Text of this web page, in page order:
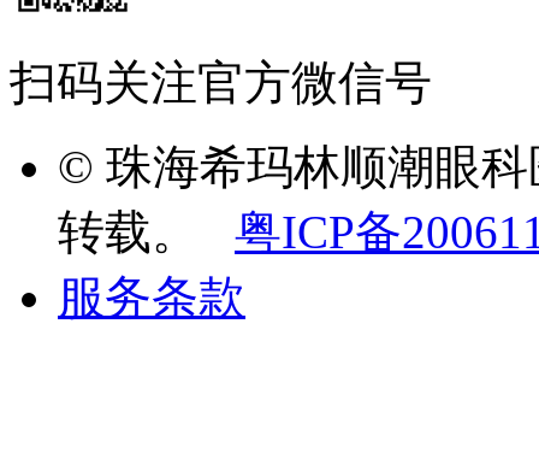
扫码关注官方微信号
© 珠海希玛林顺潮眼
转载。
粤ICP备
服务条款